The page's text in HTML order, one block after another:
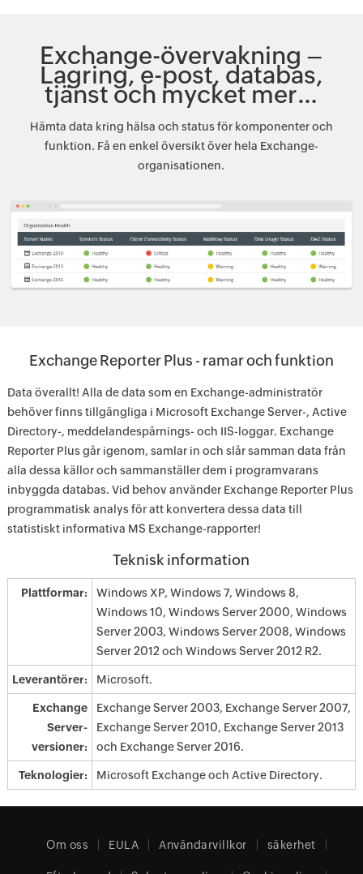
Exchange-övervakning –
Lagring, e-post, databas,
tjänst och mycket mer…
Hämta data kring hälsa och status för komponenter och
funktion. Få en enkel översikt över hela Exchange-
organisationen.
Exchange Reporter Plus - ramar och funktion
Data överallt! Alla de data som en Exchange-administratör
behöver finns tillgängliga i Microsoft Exchange Server-, Active
Directory-, meddelandespårnings- och IIS-loggar. Exchange
Reporter Plus går igenom, samlar in och slår samman data från
alla dessa källor och sammanställer dem i programvarans
inbyggda databas. Vid behov använder Exchange Reporter Plus
programmatisk analys för att konvertera dessa data till
statistiskt informativa MS Exchange-rapporter!
Teknisk information
Plattformar:
Windows XP, Windows 7, Windows 8,
Windows 10, Windows Server 2000, Windows
Server 2003, Windows Server 2008, Windows
Server 2012 och Windows Server 2012 R2.
Leverantörer: Microsoft.
Exchange
Server-
versioner:
Exchange Server 2003, Exchange Server 2007,
Exchange Server 2010, Exchange Server 2013
och Exchange Server 2016.
Teknologier: Microsoft Exchange och Active Directory.
Om oss EULA Användarvillkor säkerhet